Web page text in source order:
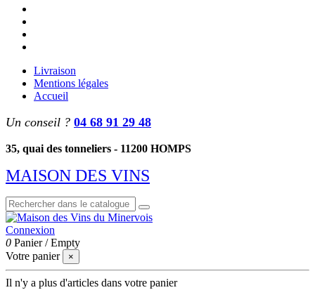
Livraison
Mentions légales
Accueil
Un conseil ? 04 68 91 29 48
35, quai des tonneliers - 11200 HOMPS
MAISON DES VINS
Connexion
0 Panier /Empty
Votre panier
×
Il n'y a plus d'articles dans votre panier